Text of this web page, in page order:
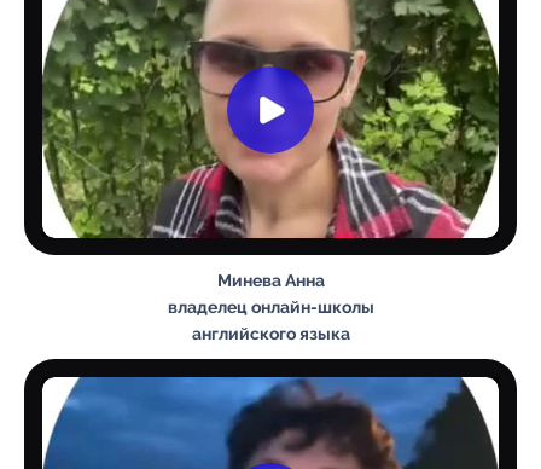
Минева Анна
владелец онлайн-школы
английского языка